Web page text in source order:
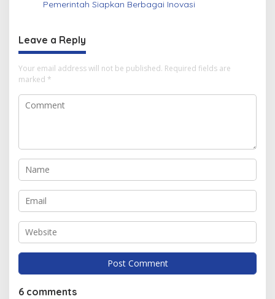
Pemerintah Siapkan Berbagai Inovasi
Leave a Reply
Your email address will not be published. Required fields are
marked *
6 comments